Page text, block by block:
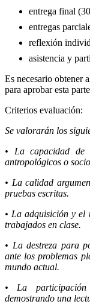
entrega final
entregas
reflexión
asistencia y
Es necesario obtener
para aprobar esta
Criterios evaluación:
Se valorarán los
• La capacidad de
antropológicos o
• La calidad
pruebas escritas.
• La adquisición y el
trabajados en clase.
• La destreza para
ante los problemas
mundo actual.
• La
demostrando una